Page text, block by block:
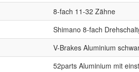
8-fach 11-32 Zähne
Shimano 8-fach
V-Brakes Aluminium
52parts Aluminium mit